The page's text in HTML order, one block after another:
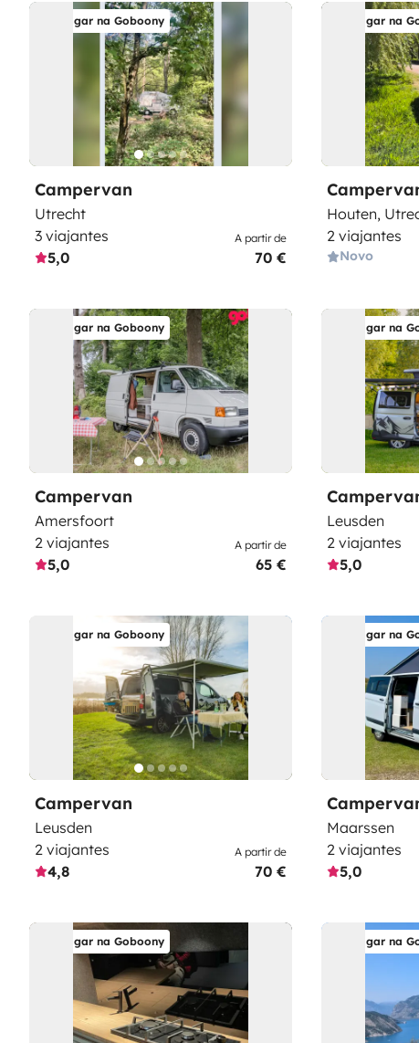
Alugar na Goboony
Campervan
Utrecht
3 viajantes
5,0
A partir de
70 €
Alugar na
Houten,
2 viajantes
Novo
Alugar na Goboony
Campervan
Amersfoort
2 viajantes
5,0
A partir de
65 €
Alugar na
Leusden
2 viajantes
5,0
Alugar na Goboony
Campervan
Leusden
2 viajantes
4,8
A partir de
70 €
Alugar na
Maarssen
2 viajantes
5,0
Alugar na Goboony Alugar na